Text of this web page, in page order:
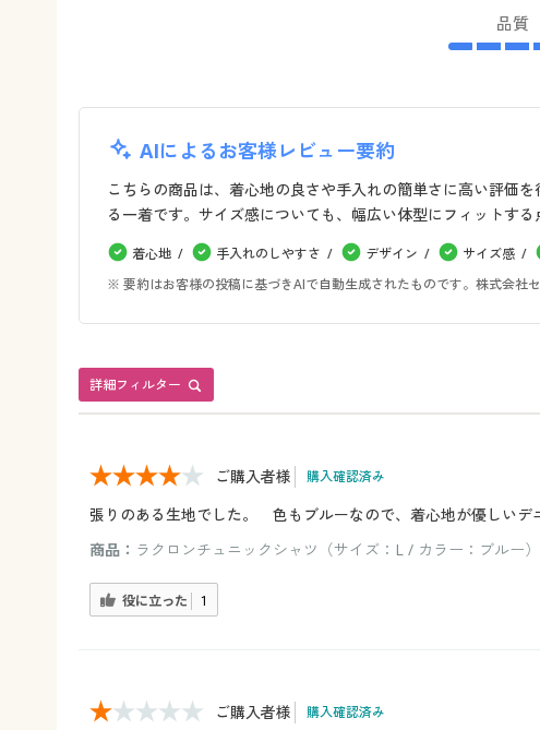
品質
AIによるお客様レビュー要約
こちらの商品は、着心地の良さや手入れの簡単さに高い評価
る一着です。サイズ感についても、幅広い体型にフィットす
着心地 手入れのしやすさ デザイン サイズ感
※ 要約はお客様の投稿に基づきAIで自動生成されたものです。株式会社
詳細フィルター
ご購入者様 購入確認済み
張りのある生地でした。 色もブルーなので、着心地が優しい
商品： ラクロンチュニックシャツ（サイズ：L / カラー：ブルー）
役に立った 1
ご購入者様 購入確認済み